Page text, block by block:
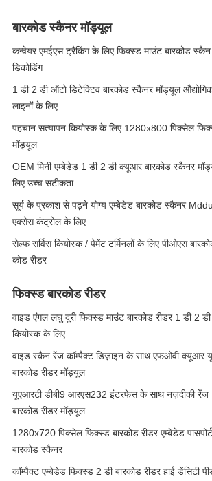
बारकोड स्कैनर मॉड्यूल
कन्वेयर एमईएस ट्रैकिंग के लिए फिक्स्ड माउंट बारकोड
डिकोडिंग
1 डी 2 डी ऑटो डिटेक्टिव बारकोड स्कैनर मॉड्यूल
लाइनों के लिए
पहचान सत्यापन कियोस्क के लिए 1280x800 पिक्सेल
मॉड्यूल
OEM मिनी एम्बेडेड 1 डी 2 डी क्यूआर बारकोड स्कैनर
लिए उच्च सटीकता
सूर्य के प्रकाश से पढ़ने योग्य एम्बेडेड बारकोड स्कैनर
एक्सेस कंट्रोल के लिए
सेल्फ सर्विस कियोस्क / पेमेंट टर्मिनलों के लिए पीओएस
कोड रीडर
फिक्स्ड बारकोड रीडर
वाइड एंगल लघु दूरी फिक्स्ड माउंट बारकोड रीडर 1 डी 2
कियोस्क के लिए
वाइड स्कैन रेंज कॉम्पैक्ट डिज़ाइन के साथ एफओवी क्यूआर
बारकोड रीडर मॉड्यूल
यूएआरटी डीबी9 आरएस232 इंटरफेस के साथ नज़दीकी रेंज
बारकोड रीडर मॉड्यूल
1280x720 पिक्सेल फिक्स्ड बारकोड रीडर एम्बेडेड
बारकोड स्कैनर
कॉम्पैक्ट एम्बेडेड फिक्स्ड 2 डी बारकोड रीडर हाई डेंसिटी